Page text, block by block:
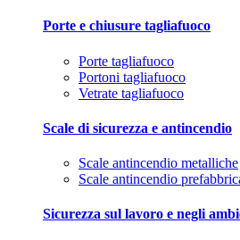
Porte e chiusure tagliafuoco
Porte tagliafuoco
Portoni tagliafuoco
Vetrate tagliafuoco
Scale di sicurezza e antincendio
Scale antincendio metalliche
Scale antincendio
Sicurezza sul lavoro e negli